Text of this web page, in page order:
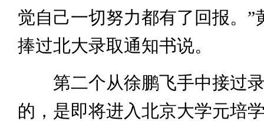
觉自己一切努力都有了回报。”
捧过北大录取通知书说。
第二个从徐鹏飞手中接过录
的，是即将进入北京大学元培